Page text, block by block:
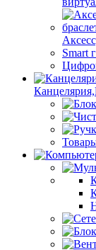
Smart